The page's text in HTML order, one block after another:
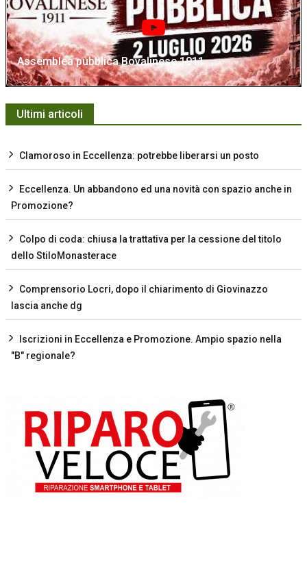
Assemblea pubblica Bovalinese 1911
Ultimi articoli
Clamoroso in Eccellenza: potrebbe liberarsi un posto
Eccellenza. Un abbandono ed una novità con spazio anche in
Promozione?
Colpo di coda: chiusa la trattativa per la cessione del titolo
dello StiloMonasterace
Comprensorio Locri, dopo il chiarimento di Giovinazzo
lascia anche dg
Iscrizioni in Eccellenza e Promozione. Ampio spazio nella
"B" regionale?